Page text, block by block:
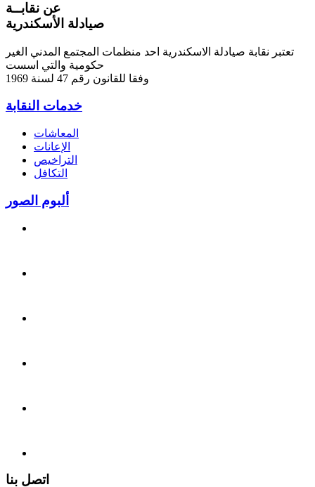
عن نقابــة
صيادلة الأسكندرية
تعتبر نقابة صيادلة الاسكندرية احد منظمات المجتمع المدني الغير
حكومية والتي اسست
وفقا للقانون رقم 47 لسنة 1969
خدمات النقابة
المعاشات
الإعانات
التراخيص
التكافل
ألبوم الصور
اتصل بنا